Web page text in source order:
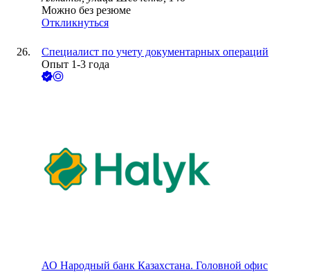
Можно без резюме
Откликнуться
Специалист по учету документарных операций
Опыт 1-3 года
АО Народный банк Казахстана. Головной офис